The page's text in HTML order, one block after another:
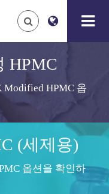
HPMC
Modified HPMC 옵
(세제용)
옵션을 확인하